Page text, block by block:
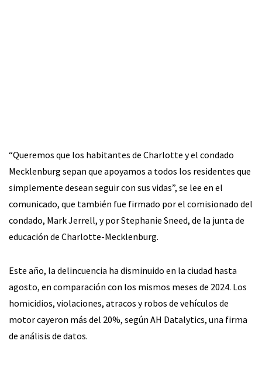
“Queremos que los habitantes de Charlotte y el condado
Mecklenburg sepan que apoyamos a todos los residentes que
simplemente desean seguir con sus vidas”, se lee en el
comunicado, que también fue firmado por el comisionado del
condado, Mark Jerrell, y por Stephanie Sneed, de la junta de
educación de Charlotte-Mecklenburg.
Este año, la delincuencia ha disminuido en la ciudad hasta
agosto, en comparación con los mismos meses de 2024. Los
homicidios, violaciones, atracos y robos de vehículos de
motor cayeron más del 20%, según AH Datalytics, una firma
de análisis de datos.